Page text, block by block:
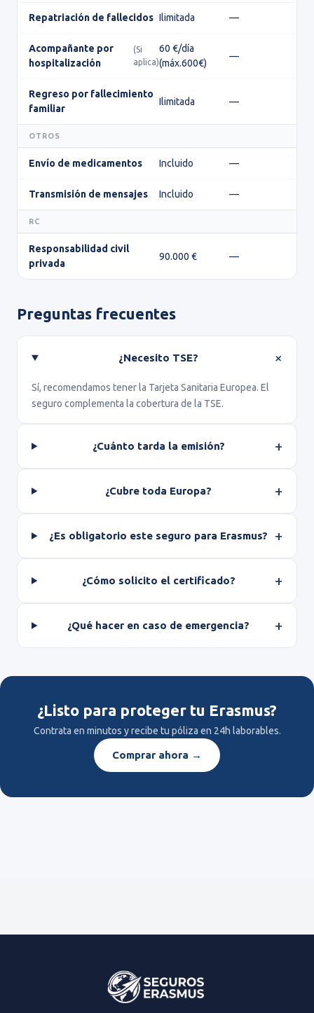
Repatriación de fallecidos Ilimitada —
Acompañante por
hospitalización
(Si
aplica)
60 €/día
(máx.600€)
—
Regreso por fallecimiento
familiar
Ilimitada —
OTROS
Envío de medicamentos Incluido —
Transmisión de mensajes Incluido —
RC
Responsabilidad civil
privada
90.000 € —
Preguntas frecuentes
¿Necesito TSE?
Sí, recomendamos tener la Tarjeta Sanitaria Europea. El
seguro complementa la cobertura de la TSE.
¿Cuánto tarda la emisión?
¿Cubre toda Europa?
¿Es obligatorio este seguro para Erasmus?
¿Cómo solicito el certificado?
¿Qué hacer en caso de emergencia?
¿Listo para proteger tu Erasmus?
Contrata en minutos y recibe tu póliza en 24h laborables.
Comprar ahora →